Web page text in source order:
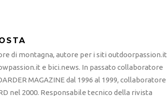
di montagna, autore per i siti outdoorpassion.it
e bici.news. In passato collaboratore
MAGAZINE dal 1996 al 1999, collaboratore
nel 2000. Responsabile tecnico della rivista